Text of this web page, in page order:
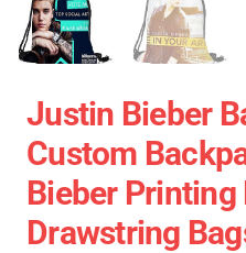
Justin Bieber
Custom
Bieber Printing
Drawstring